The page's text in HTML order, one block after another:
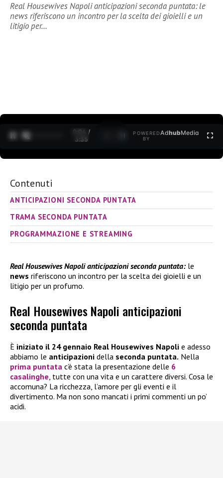
Real Housewives Napoli anticipazioni seconda puntata: le
news riferiscono un incontro per la scelta dei gioielli e un
litigio per…
0:05 /
3:35
POWERED
BY
AdhubMedia
Contenuti
ANTICIPAZIONI SECONDA PUNTATA
TRAMA SECONDA PUNTATA
PROGRAMMAZIONE E STREAMING
Real Housewives Napoli anticipazioni seconda puntata:le
news riferiscono un incontro per la scelta dei gioielli e un
litigio per un profumo.
Real Housewives Napoli anticipazioni
seconda puntata
È iniziato il 24 gennaio Real Housewives Napoli e adesso
abbiamo le anticipazioni della seconda puntata. Nella
prima puntata c’è stata la presentazione delle 6
casalinghe, tutte con una vita e un carattere diversi. Cosa le
accomuna? La ricchezza, l’amore per gli eventi e il
divertimento. Ma non sono mancati i primi commenti un po’
acidi.